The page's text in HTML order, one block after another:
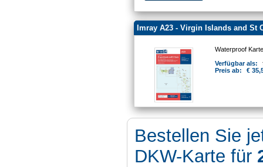
Imray A23 - Virgin Islands and St
Waterproof
Verfügbar als:
Preis ab:
€
Bestellen Sie
DKW-Karte für